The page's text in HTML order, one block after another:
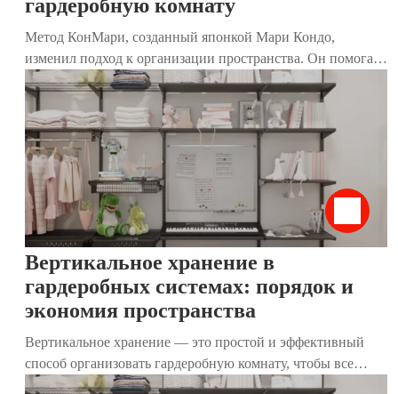
гардеробную комнату
Метод КонМари, созданный японкой Мари Кондо,
изменил подход к организации пространства. Он помогает
не только избавиться от лишних вещей, но и создать дом,
где каждый предмет приносит радость. Особенно
эффективен этот метод для гардеробных комнат, где
хранятся одежда, обувь и аксессуары. В этой статье мы
разберём, как применить принципы КонМари к хранению
вещей, используя наши современные гардеробные
системы. Они идеально дополняют метод, делая гардероб
функциональным, стильным и удобным.
Вертикальное хранение в
гардеробных системах: порядок и
экономия пространства
Вертикальное хранение — это простой и эффективный
способ организовать гардеробную комнату, чтобы все
вещи были на виду, легко доступны и не создавали